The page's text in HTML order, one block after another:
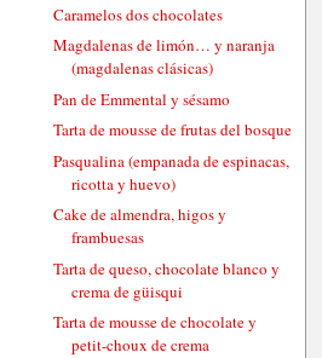
Caramelos dos chocolates
Magdalenas de limón… y naranja
(magdalenas clásicas)
Pan de Emmental y sésamo
Tarta de mousse de frutas del bosque
Pasqualina (empanada de espinacas,
ricotta y huevo)
Cake de almendra, higos y
frambuesas
Tarta de queso, chocolate blanco y
crema de güisqui
Tarta de mousse de chocolate y
petit-choux de crema